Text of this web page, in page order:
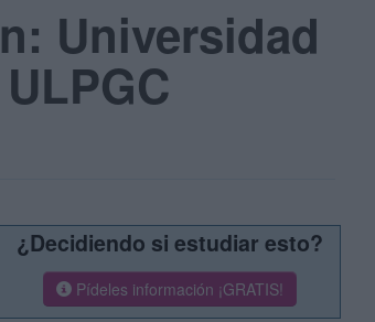
Universidad
¿Decidiendo si estudiar esto?
Pídeles información ¡GRATIS!